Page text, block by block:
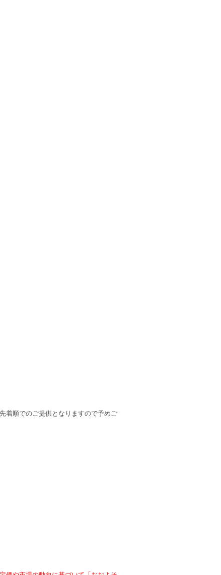
着順でのご提供となりますので予めご